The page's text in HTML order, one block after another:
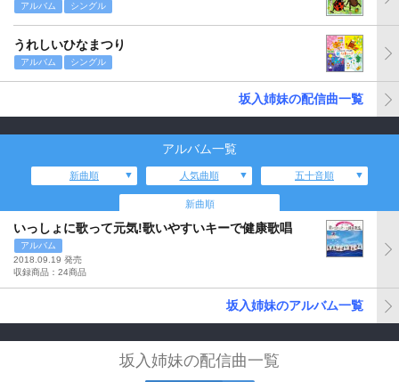
アルバム シングル
うれしいひなまつり
アルバム シングル
坂入姉妹の配信曲一覧
アルバム一覧
新曲順 人気曲順 五十音順
新曲順
いっしょに歌って元気!歌いやすいキーで健康歌唱
アルバム
2018.09.19 発売
収録商品：24商品
坂入姉妹のアルバム一覧
坂入姉妹の配信曲一覧